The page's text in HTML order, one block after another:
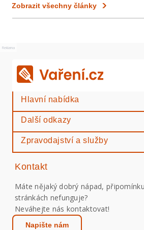
Zobrazit všechny články
Reklama
Hlavní nabídka
Další odkazy
Zpravodajství a služby
Kontakt
Máte nějaký dobrý nápad,
stránkách nefunguje?
Neváhejte nás kontaktovat!
Napište nám